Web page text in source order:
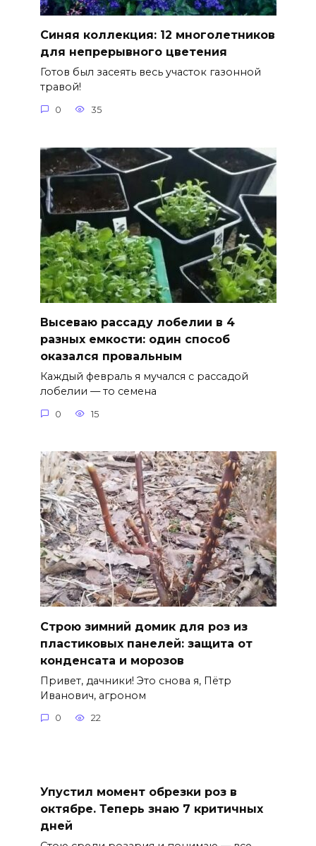
Синяя коллекция: 12 многолетников
для непрерывного цветения
Готов был засеять весь участок газонной
травой!
0 35
Высеваю рассаду лобелии в 4
разных емкости: один способ
оказался провальным
Каждый февраль я мучался с рассадой
лобелии — то семена
0 15
Строю зимний домик для роз из
пластиковых панелей: защита от
конденсата и морозов
Привет, дачники! Это снова я, Пётр
Иванович, агроном
0 22
Упустил момент обрезки роз в
октябре. Теперь знаю 7 критичных
дней